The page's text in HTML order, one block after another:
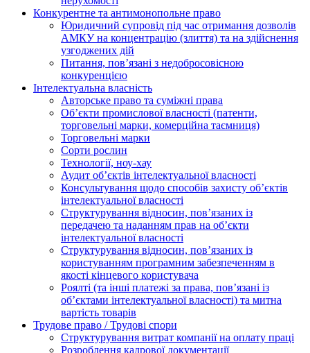
Конкурентне та антимонопольне право
Юридичний супровід під час отримання дозволів
АМКУ на концентрацію (злиття) та на здійснення
узгоджених дій
Питання, пов’язані з недобросовісною
конкуренцією
Інтелектуальна власність
Авторське право та суміжні права
Oб’єкти промислової власності (патенти,
торговельні марки, комерційна таємниця)
Торговельні марки
Сорти рослин
Технології, ноу-хау
Аудит об’єктів інтелектуальної власності
Консультування щодо способів захисту об’єктів
інтелектуальної власності
Структурування відносин, пов’язаних із
передачею та наданням прав на об’єкти
інтелектуальної власності
Структурування відносин, пов’язаних із
користуванням програмним забезпеченням в
якості кінцевого користувача
Роялті (та інші платежі за права, пов’язані із
об’єктами інтелектуальної власності) та митна
вартість товарів
Трудове право / Трудові спори
Cтруктурування витрат компанії на оплату праці
Розроблення кадрової документації